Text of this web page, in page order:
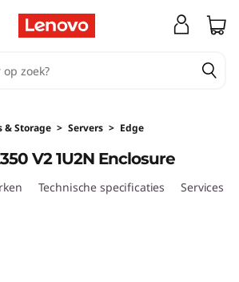
& Storage > Servers > Edge
V2 1U2N Enclosure
Technische specificaties Services